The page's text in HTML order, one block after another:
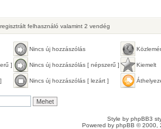
felhasználó valamint 2 vendég
Nincs új hozzászólás
] Nincs új hozzászólás [ népszerű ] Kiemelt
Nincs új hozzászólás [ lezárt ]
Style by phpBB3
Powered by phpBB © 2000,